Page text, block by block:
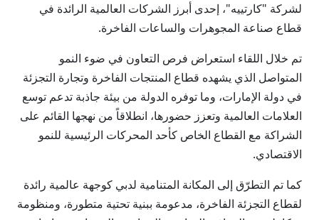
لشركة "كارتييه"، إحدى أبرز الشركات العالمية الرائدة في
قطاع صناعة المجوهرات والساعات الفاخرة.
تم خلال اللقاء استعراض فرص التعاون في ضوء النمو
المتواصل الذي يشهده قطاع المنتجات الفاخرة وتجارة التجزئة
في دولة الإمارات، وما توفره الدولة من بيئة جاذبة تدعم توسع
العلامات العالمية وتعزز حضورها، انطلاقاً من نهجها القائم على
الشراكة مع القطاع الخاص كأحد المحركات الرئيسية للنمو
الاقتصادي.
كما تم التطرّق إلى المكانة المتنامية لدبي كوجهة عالمية رائدة
لقطاع التجزئة الفاخرة، مدعومة ببنية تحتية متطورة، ومنظومة